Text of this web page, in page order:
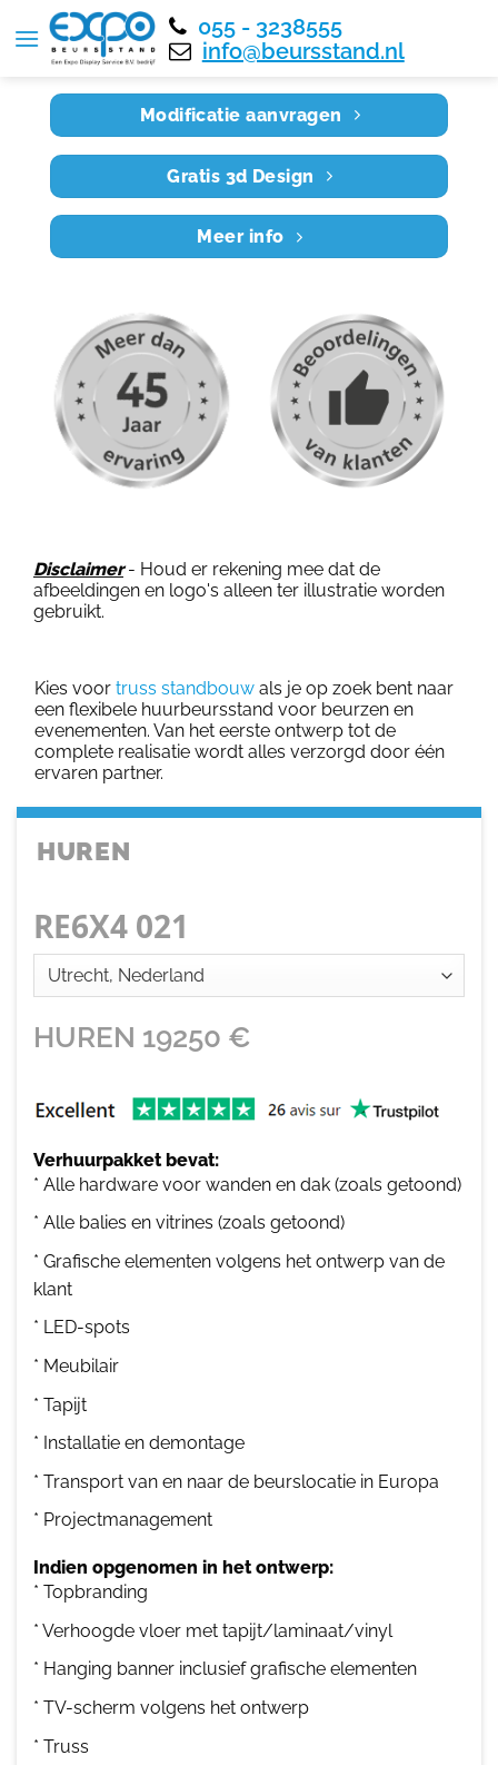
055 - 3238555
info@beursstand.nl
Home RE6X4 021
Modificatie aanvragen
Gratis 3d Design
Meer info
Disclaimer- Houd er rekening mee dat de
afbeeldingen en logo's alleen ter illustratie worden
gebruikt.
Kies voor truss standbouw als je op zoek bent naar
een flexibele huurbeursstand voor beurzen en
evenementen. Van het eerste ontwerp tot de
complete realisatie wordt alles verzorgd door één
ervaren partner.
HUREN
RE6X4 021
HUREN 19250 €
Verhuurpakket bevat:
* Alle hardware voor wanden en dak (zoals getoond)
* Alle balies en vitrines (zoals getoond)
* Grafische elementen volgens het ontwerp van de
klant
* LED-spots
* Meubilair
* Tapijt
* Installatie en demontage
* Transport van en naar de beurslocatie in Europa
* Projectmanagement
Indien opgenomen in het ontwerp:
* Topbranding
* Verhoogde vloer met tapijt/laminaat/vinyl
* Hanging banner inclusief grafische elementen
* TV-scherm volgens het ontwerp
* Truss